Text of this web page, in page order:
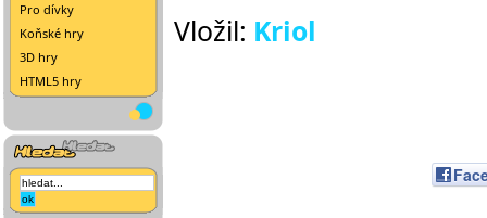
Pro dívky
Koňské hry
3D hry
HTML5 hry
Vložil: Kriol